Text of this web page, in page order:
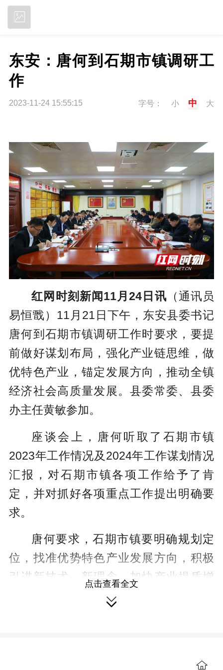
东安：唐何到石期市镇调研工
作
2023-11-24 15:55:15 字号： 小 中 大
红网时刻新闻11月24日讯 （通讯员
易恒戬）11月21日下午，东安县委书记
唐何到石期市镇调研工作时要求，要提
前做好谋划布局，强化产业链思维，做
优特色产业，锚定发展方向，推动全镇
经济社会高质量发展。县委常委、县委
办主任黄敏参加。
座谈会上，唐何听取了石期市镇
2023年工作情况及2024年工作谋划情况
汇报，对石期市镇各项工作给予了肯
定，并对抓好各项重点工作提出明确要
求。
唐何要求，石期市镇要明确规划定
位，找准优势特色产业发展方向，积极
引进新技术、新理念，加快产业提质增
效，推动特色产业高质量发展。要聚焦
点击查看全文
